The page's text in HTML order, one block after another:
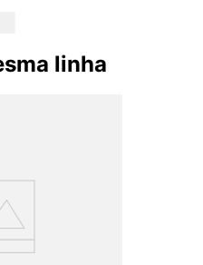
linha